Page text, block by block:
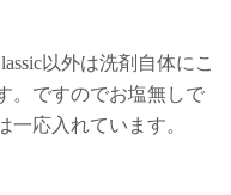
以外は洗剤自体にこ
。ですのでお塩無しで
応入れています。